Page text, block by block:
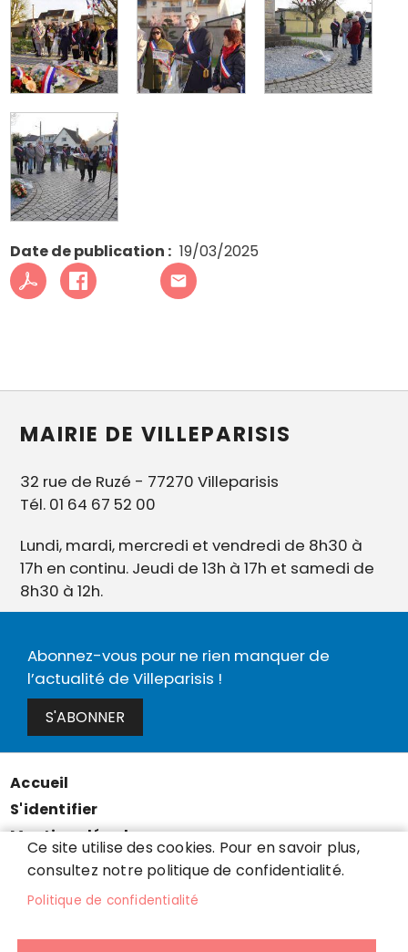
Date de publication 19/03/2025
MAIRIE DE VILLEPARISIS
32 rue de Ruzé - 77270 Villeparisis
Tél. 01 64 67 52 00
Lundi, mardi, mercredi et vendredi de 8h30 à
17h en continu. Jeudi de 13h à 17h et samedi de
8h30 à 12h.
Abonnez-vous pour ne rien manquer de
l’actualité de Villeparisis !
S'ABONNER
Menu
Pied
de
page
Accueil
S'identifier
Mentions légales
Données personnelles
Cookies
Contact
Ce site utilise des cookies. Pour en savoir plus,
consultez notre politique de confidentialité.
Politique de confidentialité